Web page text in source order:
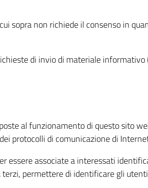
sopra non richiede il consenso in
di invio di materiale
al funzionamento di questo sito
protocolli di comunicazione di
essere associate a interessati
permettere di identificare gli